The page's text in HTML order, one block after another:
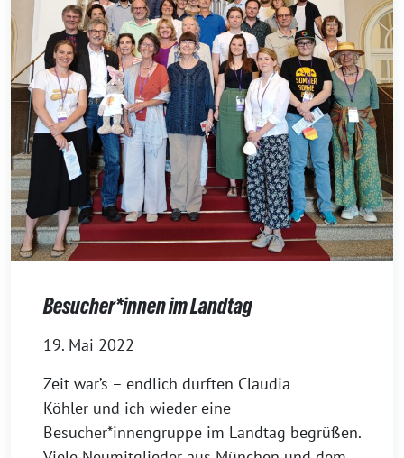
Besucher*innen im Landtag
19. Mai 2022
Zeit war’s – endlich durften Claudia
Köhler und ich wieder eine
Besucher*innengruppe im Landtag begrüßen.